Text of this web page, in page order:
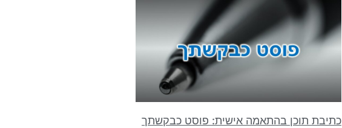
כתיבת תוכן בהתאמה אישית: פוסט כבקשתך